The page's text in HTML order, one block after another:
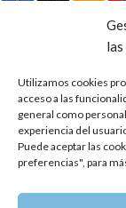
Utilizamos cookies
acceso a las
general como
experiencia del
Puede aceptar las
preferencias", para
Política de